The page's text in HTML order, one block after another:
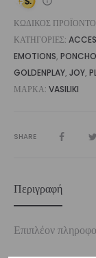
ΚΩΔΙΚΌΣ
ΚΑΤΗΓΟΡΊΕΣ:
EMOTIONS, PONCHO
GOLDENPLAY, JOY,
ΜΆΡΚΑ: VASILIKI
SHARE
Περιγραφή
Επιπλέον